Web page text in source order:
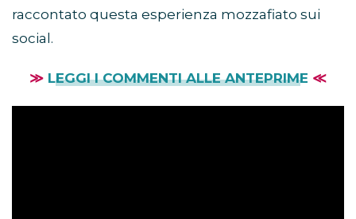
raccontato questa esperienza mozzafiato sui
social.
≫ LEGGI I COMMENTI ALLE ANTEPRIME ≪